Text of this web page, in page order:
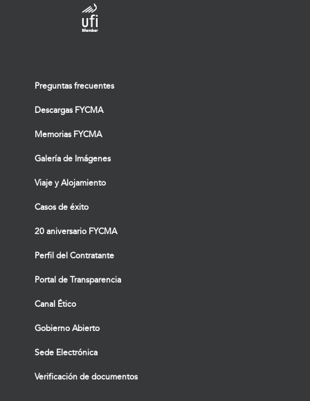
Preguntas frecuentes
Descargas FYCMA
Memorias FYCMA
Galería de Imágenes
Viaje y Alojamiento
Casos de éxito
20 aniversario FYCMA
Perfil del Contratante
Portal de Transparencia
Canal Ético
Gobierno Abierto
Sede Electrónica
Verificación de documentos